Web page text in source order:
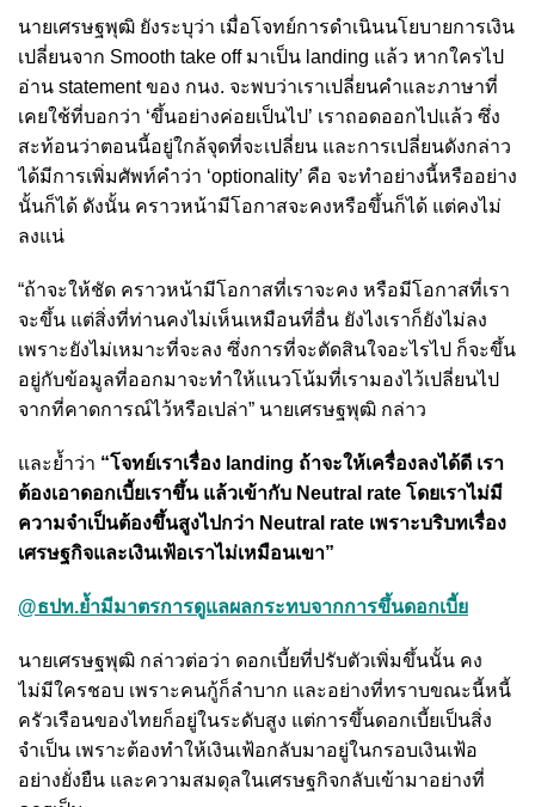
นายเศรษฐพุฒิ ยังระบุว่า เมื่อโจทย์การดำเนินนโยบายการเงิน
เปลี่ยนจาก Smooth take off มาเป็น landing แล้ว หากใครไป
อ่าน statement ของ กนง. จะพบว่าเราเปลี่ยนคำและภาษาที่
เคยใช้ที่บอกว่า ‘ขึ้นอย่างค่อยเป็นไป’ เราถอดออกไปแล้ว ซึ่ง
สะท้อนว่าตอนนี้อยู่ใกล้จุดที่จะเปลี่ยน และการเปลี่ยนดังกล่าว
ได้มีการเพิ่มศัพท์คำว่า ‘optionality’ คือ จะทำอย่างนี้หรืออย่าง
นั้นก็ได้ ดังนั้น คราวหน้ามีโอกาสจะคงหรือขึ้นก็ได้ แต่คงไม่
ลงแน่
“ถ้าจะให้ชัด คราวหน้ามีโอกาสที่เราจะคง หรือมีโอกาสที่เรา
จะขึ้น แต่สิ่งที่ท่านคงไม่เห็นเหมือนที่อื่น ยังไงเราก็ยังไม่ลง
เพราะยังไม่เหมาะที่จะลง ซึ่งการที่จะตัดสินใจอะไรไป ก็จะขึ้น
อยู่กับข้อมูลที่ออกมาจะทำให้แนวโน้มที่เรามองไว้เปลี่ยนไป
จากที่คาดการณ์ไว้หรือเปล่า” นายเศรษฐพุฒิ กล่าว
และย้ำว่า “โจทย์เราเรื่อง landing ถ้าจะให้เครื่องลงได้ดี เรา
ต้องเอาดอกเบี้ยเราขึ้น แล้วเข้ากับ Neutral rate โดยเราไม่มี
ความจำเป็นต้องขึ้นสูงไปกว่า Neutral rate เพราะบริบทเรื่อง
เศรษฐกิจและเงินเฟ้อเราไม่เหมือนเขา”
@ธปท.ย้ำมีมาตรการดูแลผลกระทบจากการขึ้นดอกเบี้ย
นายเศรษฐพุฒิ กล่าวต่อว่า ดอกเบี้ยที่ปรับตัวเพิ่มขึ้นนั้น คง
ไม่มีใครชอบ เพราะคนกู้ก็ลำบาก และอย่างที่ทราบขณะนี้หนี้
ครัวเรือนของไทยก็อยู่ในระดับสูง แต่การขึ้นดอกเบี้ยเป็นสิ่ง
จำเป็น เพราะต้องทำให้เงินเฟ้อกลับมาอยู่ในกรอบเงินเฟ้อ
อย่างยั่งยืน และความสมดุลในเศรษฐกิจกลับเข้ามาอย่างที่